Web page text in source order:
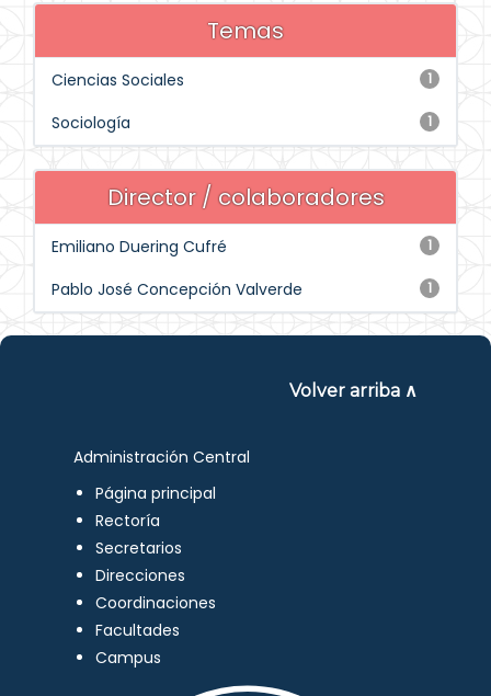
Temas
1
Ciencias Sociales
1
Sociología
Director / colaboradores
1
Emiliano Duering Cufré
1
Pablo José Concepción Valverde
Volver arriba ∧
Administración Central
Página principal
Rectoría
Secretarios
Direcciones
Coordinaciones
Facultades
Campus